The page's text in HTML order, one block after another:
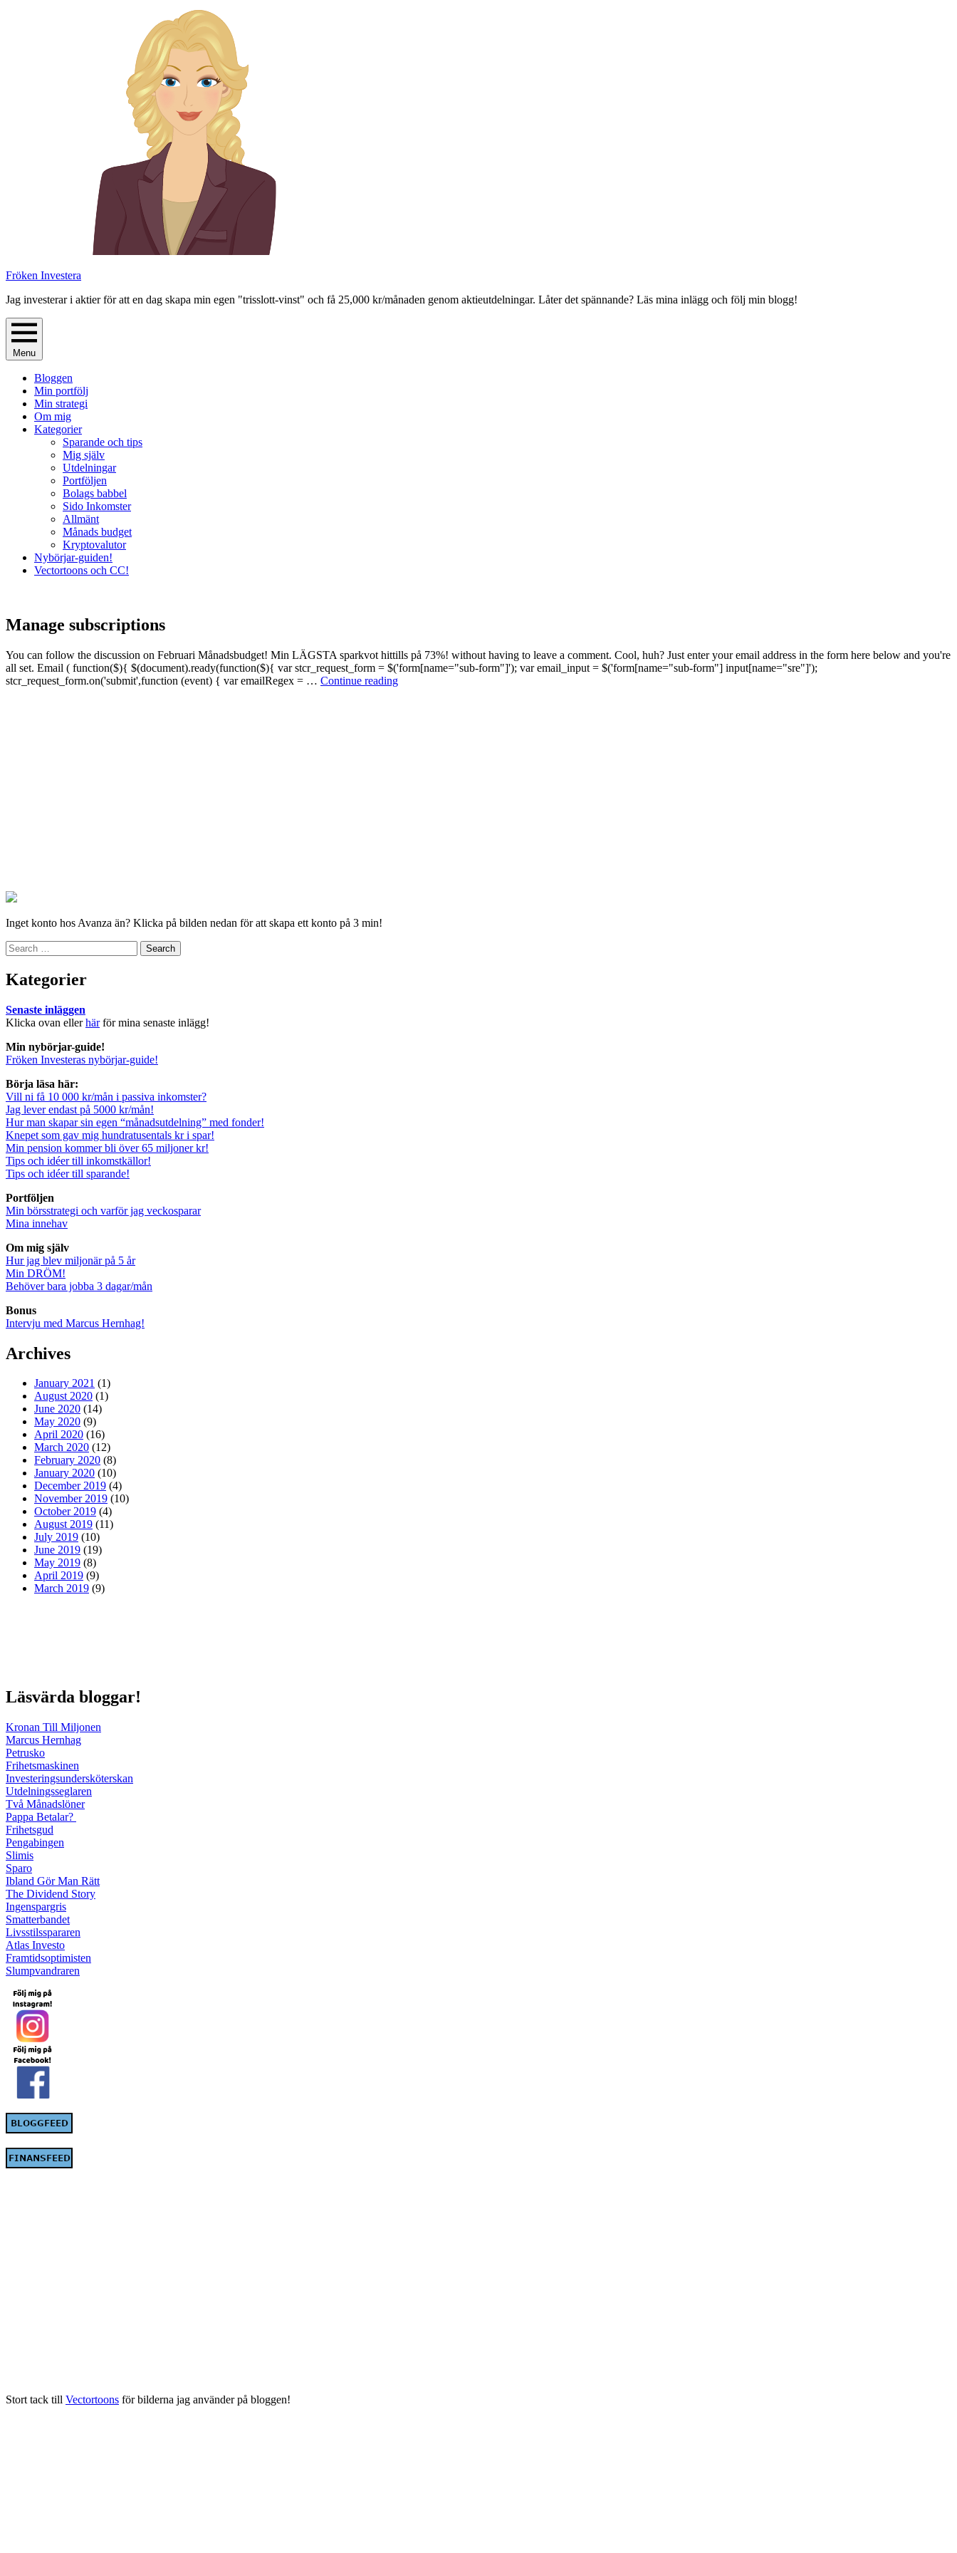
Fröken Investera
Jag investerar i aktier för att en dag skapa min egen "trisslott-vinst" och få 25,000 kr/månaden genom aktieutdelningar. Låter det spännande? Läs mina inlägg och följ min blogg!
Menu
Bloggen
Min portfölj
Min strategi
Om mig
Kategorier
Sparande och tips
Mig själv
Utdelningar
Portföljen
Bolags babbel
Sido Inkomster
Allmänt
Månads budget
Kryptovalutor
Nybörjar-guiden!
Vectortoons och CC!
Manage subscriptions
You can follow the discussion on Februari Månadsbudget! Min LÄGSTA sparkvot hittills på 73%! without having to leave a comment. Cool, huh? Just enter your email address in the form here below and you're
all set. Email ( function($){ $(document).ready(function($){ var stcr_request_form = $('form[name="sub-form"]'); var email_input = $('form[name="sub-form"] input[name="sre"]');
stcr_request_form.on('submit',function (event) { var emailRegex = … Continue readingManage
Inget konto hos Avanza än? Klicka på bilden nedan för att skapa ett konto på 3 min!
Search
for:
Kategorier
Senaste inläggen
Klicka ovan ellerhärför mina senaste inlägg!
Min nybörjar-guide!
Fröken Investeras nybörjar-guide!
Börja läsa här:
Vill ni få 10 000 kr/mån i passiva inkomster?
Jag lever endast på 5000 kr/mån!
Hur man skapar sin egen “månadsutdelning” med fonder!
Knepet som gav mig hundratusentals kr i spar!
Min pension kommer bli över 65 miljoner kr!
Tips och idéer till inkomstkällor!
Tips och idéer till sparande!
Portföljen
Min börsstrategi och varför jag veckosparar
Mina innehav
Om mig själv
Hur jag blev miljonär på 5 år
Min DRÖM!
Behöver bara jobba 3 dagar/mån
Bonus
Intervju med Marcus Hernhag!
Archives
January 2021 (1)
August 2020 (1)
June 2020 (14)
May 2020 (9)
April 2020 (16)
March 2020 (12)
February 2020 (8)
January 2020 (10)
December 2019 (4)
November 2019 (10)
October 2019 (4)
August 2019 (11)
July 2019 (10)
June 2019 (19)
May 2019 (8)
April 2019 (9)
March 2019 (9)
Läsvärda bloggar!
Kronan Till Miljonen
Marcus Hernhag
Petrusko
Frihetsmaskinen
Investeringsundersköterskan
Utdelningsseglaren
Två Månadslöner
Pappa Betalar?
Frihetsgud
Pengabingen
Slimis
Sparo
Ibland Gör Man Rätt
The Dividend Story
Ingenspargris
Smatterbandet
Livsstilsspararen
Atlas Investo
Framtidsoptimisten
Slumpvandraren
Stort tack till Vectortoons för bilderna jag använder på bloggen!